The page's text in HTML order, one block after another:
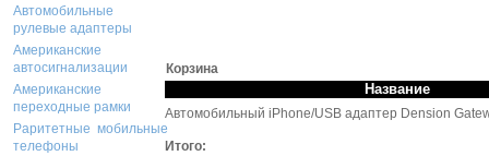
Автомобильные
рулевые адаптеры
Американские
автосигнализации
Американские
переходные рамки
Раритетные мобильные
телефоны
Корзина
Название
Автомобильный iPhone/USB адаптер Dension
Итого: